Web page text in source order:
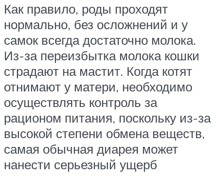
Как правило, роды проходят
нормально, без осложнений и у
самок всегда достаточно молока.
Из-за переизбытка молока кошки
страдают на мастит. Когда котят
отнимают у матери, необходимо
осуществлять контроль за
рационом питания, поскольку из-за
высокой степени обмена веществ,
самая обычная диарея может
нанести серьезный ущерб